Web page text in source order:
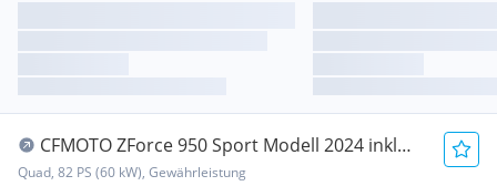
CFMOTO ZForce 950 Sport Modell 2024 inkl
Koffer hinten Vollka...
Quad, 82 PS (60 kW), Gewährleistung